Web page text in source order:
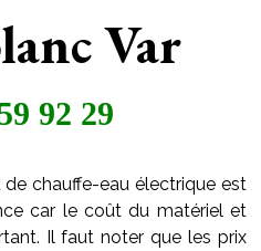
Var
92 29
chauffe-eau électrique est
car le coût du matériel et
Il faut noter que les prix